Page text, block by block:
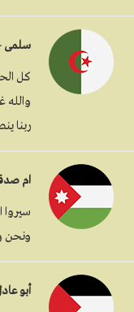
سلمى -
كل
والله
ربنا
ام
سيروا
ونحن
أبو